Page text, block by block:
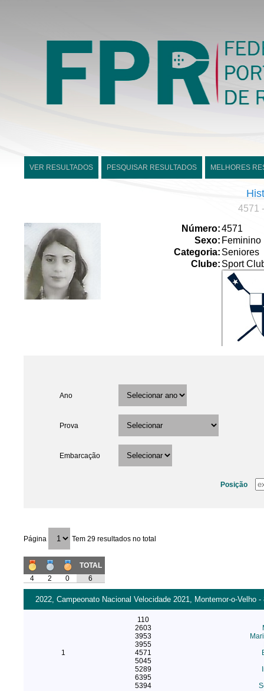
VER RESULTADOS PESQUISAR RESULTADOS MELHORES
4571
Número:4571
Sexo: Feminino
Categoria: Seniores
Clube: Sport
Ano
Prova
Embarcação
Posição
Página Tem 29 resultados no total
TOTAL
4
2 0 6
2022, Campeonato Nacional Velocidade 2021, Montemor-o-Velho
1
110
2603
3953
3955
4571
5045
5289
6395
5394